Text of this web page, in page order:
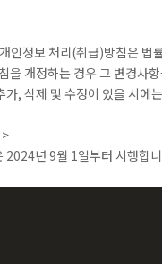
개인정보 처리(취급)방침은 법
을 개정하는 경우 그 변경사
가, 삭제 및 수정이 있을 시에
2024년 9월 1일부터 시행합